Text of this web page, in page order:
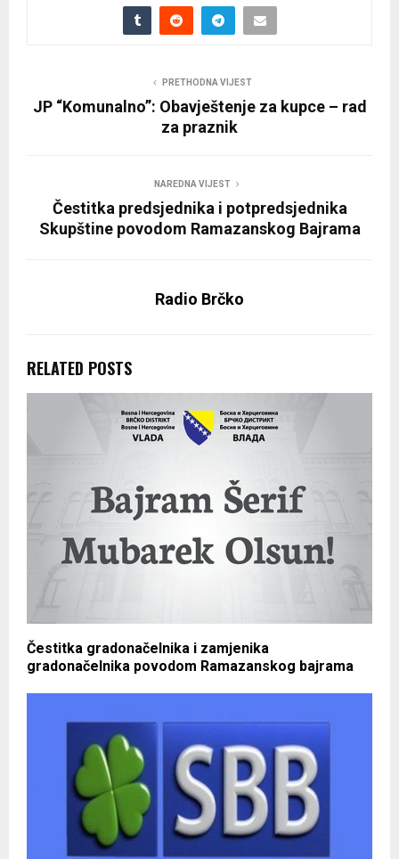
PRETHODNA VIJEST
JP “Komunalno”: Obavještenje za kupce – rad
za praznik
NAREDNA VIJEST
Čestitka predsjednika i potpredsjednika
Skupštine povodom Ramazanskog Bajrama
Radio Brčko
RELATED POSTS
Čestitka gradonačelnika i zamjenika
gradonačelnika povodom Ramazanskog bajrama